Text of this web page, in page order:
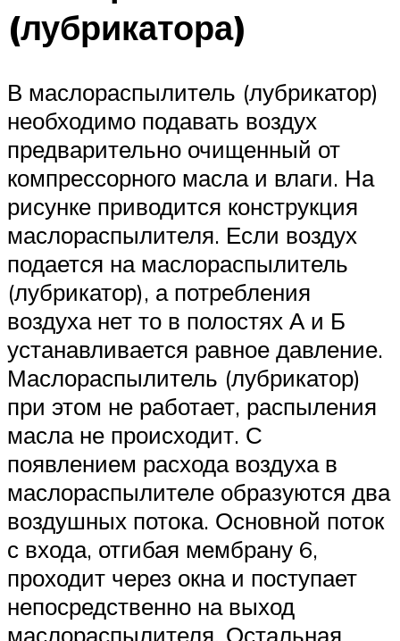
(лубрикатора)
В маслораспылитель (лубрикатор)
необходимо подавать воздух
предварительно очищенный от
компрессорного масла и влаги. На
рисунке приводится конструкция
маслораспылителя. Если воздух
подается на маслораспылитель
(лубрикатор), а потребления
воздуха нет то в полостях А и Б
устанавливается равное давление.
Маслораспылитель (лубрикатор)
при этом не работает, распыления
масла не происходит. С
появлением расхода воздуха в
маслораспылителе образуются два
воздушных потока. Основной поток
с входа, отгибая мембрану 6,
проходит через окна и поступает
непосредственно на выход
маслораспылителя. Остальная